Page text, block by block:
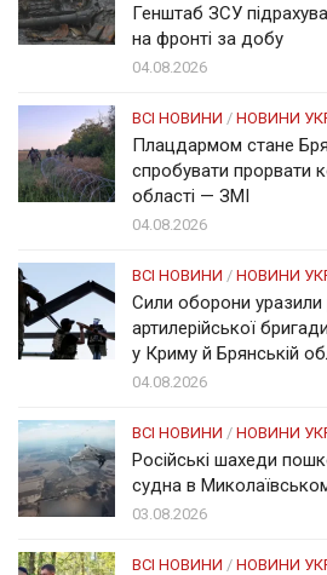
Генштаб ЗСУ
на фронті за добу
04.08.2026
ВСІ НОВИНИ / НОВИНИ
Плацдармом стане
спробувати прорвати
області — ЗМІ
04.08.2026
ВСІ НОВИНИ / НОВИНИ
Сили оборони уразили
артилерійської
у Криму й Брянській
04.08.2026
ВСІ НОВИНИ / НОВИНИ
Російські шахеди
судна в
03.08.2026
ВСІ НОВИНИ / НОВИНИ